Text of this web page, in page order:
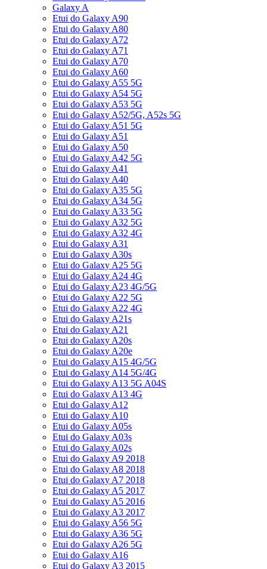
Galaxy A
Etui do Galaxy A90
Etui do Galaxy A80
Etui do Galaxy A72
Etui do Galaxy A71
Etui do Galaxy A70
Etui do Galaxy A60
Etui do Galaxy A55 5G
Etui do Galaxy A54 5G
Etui do Galaxy A53 5G
Etui do Galaxy A52/5G, A52s 5G
Etui do Galaxy A51 5G
Etui do Galaxy A51
Etui do Galaxy A50
Etui do Galaxy A42 5G
Etui do Galaxy A41
Etui do Galaxy A40
Etui do Galaxy A35 5G
Etui do Galaxy A34 5G
Etui do Galaxy A33 5G
Etui do Galaxy A32 5G
Etui do Galaxy A32 4G
Etui do Galaxy A31
Etui do Galaxy A30s
Etui do Galaxy A25 5G
Etui do Galaxy A24 4G
Etui do Galaxy A23 4G/5G
Etui do Galaxy A22 5G
Etui do Galaxy A22 4G
Etui do Galaxy A21s
Etui do Galaxy A21
Etui do Galaxy A20s
Etui do Galaxy A20e
Etui do Galaxy A15 4G/5G
Etui do Galaxy A14 5G/4G
Etui do Galaxy A13 5G A04S
Etui do Galaxy A13 4G
Etui do Galaxy A12
Etui do Galaxy A10
Etui do Galaxy A05s
Etui do Galaxy A03s
Etui do Galaxy A02s
Etui do Galaxy A9 2018
Etui do Galaxy A8 2018
Etui do Galaxy A7 2018
Etui do Galaxy A5 2017
Etui do Galaxy A5 2016
Etui do Galaxy A3 2017
Etui do Galaxy A56 5G
Etui do Galaxy A36 5G
Etui do Galaxy A26 5G
Etui do Galaxy A16
Etui do Galaxy A3 2015